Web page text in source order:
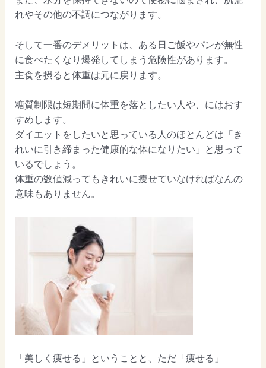
れやその他の不調につながります。
そして一番のデメリットは、ある日ご飯やパンが無性
に食べたくなり爆発してしまう危険性があります。
主食を摂ると体重は元に戻ります。
糖質制限は短期間に体重を落としたい人や、にはおす
すめします。
ダイエットをしたいと思っている人のほとんどは「き
れいに引き締まった健康的な体になりたい」と思って
いるでしょう。
体重の数値減ってもきれいに痩せていなければなんの
意味もありません。
「美しく痩せる」ということと、ただ「痩せる」